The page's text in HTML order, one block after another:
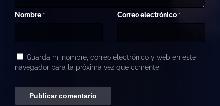
Nombre * Correo electrónico *
Guarda mi nombre, correo electrónico y web en este
navegador para la próxima vez que comente.